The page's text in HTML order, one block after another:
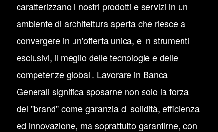
caratterizzano i nostri prodotti e servizi in un
ambiente di architettura aperta che riesce a
convergere in un'offerta unica, e in strumenti
esclusivi, il meglio delle tecnologie e delle
competenze globali. Lavorare in Banca
Generali significa sposarne non solo la forza
del "brand" come garanzia di solidità, efficienza
ed innovazione, ma soprattutto garantirne, con